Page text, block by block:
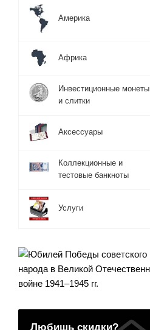
Америка
Африка
Инвестиционные монеты
и слитки
Аксессуары
Коллекционные и
тестовые банкноты
Услуги
Любишь скидки?